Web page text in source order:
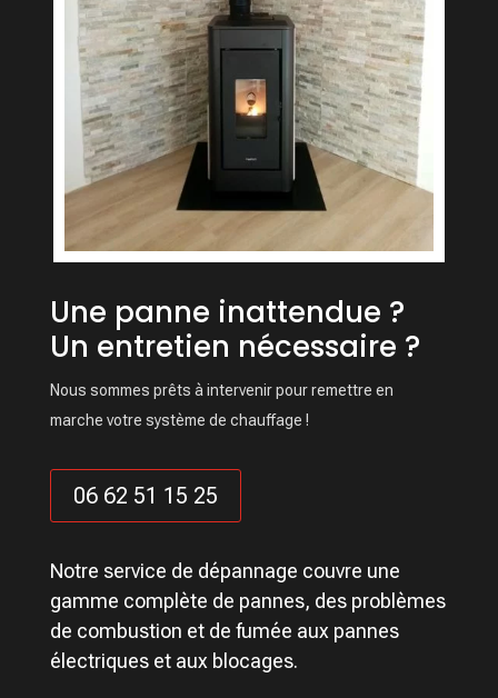
Une panne inattendue ?
Un entretien nécessaire ?
Nous sommes prêts à intervenir pour remettre en
marche votre système de chauffage !
06 62 51 15 25
Notre service de dépannage couvre une
gamme complète de pannes, des problèmes
de combustion et de fumée aux pannes
électriques et aux blocages.